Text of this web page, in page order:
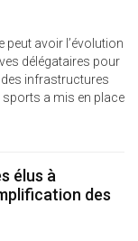
avoir l’évolution
délégataires pour
des infrastructures
a mis en place
élus à
des